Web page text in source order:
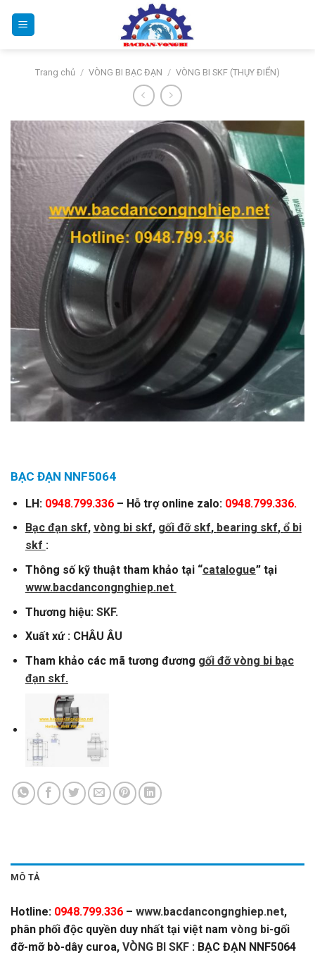
Trang chủ / VÒNG BI BẠC ĐẠN / VÒNG BI SKF (THỤY ĐIỂN)
BẠC ĐẠN NNF5064
LH:0948.799.336 – Hỗ trợ online zalo: 0948.799.336.
Bạc đạn skf, vòng bi skf, gối đỡ skf, bearing skf, ổ bi
skf :
Thông số kỹ thuật tham khảo tại “catalogue” tại
www.bacdancongnghiep.net
Thương hiệu: SKF.
Xuất xứ : CHÂU ÂU
Tham khảo các mã tương đương gối đỡ vòng bi bạc
đạn skf.
MÔ TẢ
Hotline: 0948.799.336 – www.bacdancongnghiep.net,
phân phối độc quyền duy nhất tại việt nam vòng bi-gối
đỡ-mỡ bò-dây curoa, VÒNG BI SKF : BẠC ĐẠN NNF5064